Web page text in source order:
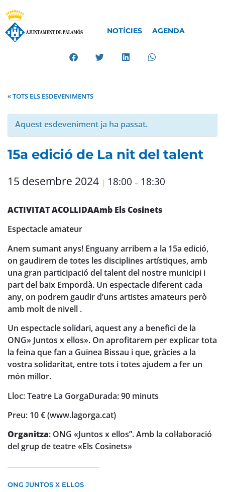
NOTÍCIES AGENDA
« TOTS ELS ESDEVENIMENTS
Aquest esdeveniment ja ha passat.
15a edició de La nit del talent
15 desembre 2024 | 18:00 – 18:30
ACTIVITAT ACOLLIDAAmb Els Cosinets
Espectacle amateur
Anem sumant anys! Enguany arribem a la 15a edició,
on gaudirem de totes les disciplines artístiques, amb
una gran participació del talent del nostre municipi i
part del baix Empordà. Un espectacle diferent cada
any, on podrem gaudir d’uns artistes amateurs però
amb molt de nivell .
Un espectacle solidari, aquest any a benefici de la
ONG» Juntos x ellos». On aprofitarem per explicar tota
la feina que fan a Guinea Bissau i que, gràcies a la
vostra solidaritat, entre tots i totes ajudem a fer un
món millor.
Lloc: Teatre La GorgaDurada: 90 minuts
Preu: 10 € (www.lagorga.cat)
Organitza: ONG «Juntos x ellos”. Amb la col·laboració
del grup de teatre «Els Cosinets»
ONG JUNTOS X ELLOS